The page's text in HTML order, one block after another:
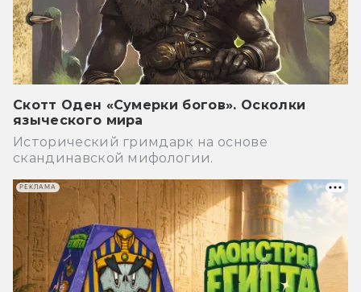
Скотт Оден «Сумерки богов». Осколки
языческого мира
Исторический гримдарк на основе
скандинавской мифологии.
РЕКЛАМА